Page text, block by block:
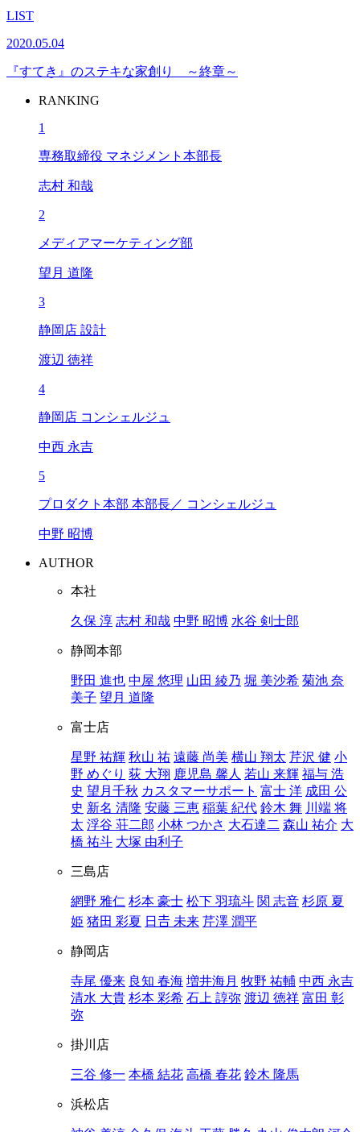
LIST
2020.05.04
『すてき』のステキな家創り ～終章～
RANKING
1
専務取締役 マネジメント本部長
志村 和哉
2
メディアマーケティング部
望月 道隆
3
静岡店 設計
渡辺 徳祥
4
静岡店 コンシェルジュ
中西 永吉
5
プロダクト本部 本部長／ コンシェルジュ
中野 昭博
AUTHOR
本社
久保 淳 志村 和哉 中野 昭博 水谷 剣士郎
静岡本部
野田 進也 中屋 悠理 山田 綾乃 堀 美沙希 菊池 奈
美子 望月 道隆
富士店
星野 祐輝 秋山 祐 遠藤 尚美 横山 翔太 芹沢 健 小
野 めぐり 荻 大翔 鹿児島 馨人 若山 来輝 福与 浩
史 望月千秋 カスタマーサポート 富士 洋 成田 公
史 新名 清隆 安藤 三恵 稲葉 紀代 鈴木 舞 川端 将
太 浮谷 荘二郎 小林 つかさ 大石達二 森山 祐介 大
橋 祐斗 大塚 由利子
三島店
網野 雅仁 杉本 豪士 松下 羽琉斗 関 志音 杉原 夏
姫 猪田 彩夏 日𠮷 未来 芹澤 潤平
静岡店
寺尾 優来 良知 春海 増井海月 牧野 祐輔 中西 永吉
清水 大貴 杉本 彩希 石上 諄弥 渡辺 徳祥 富田 彰
弥
掛川店
三谷 修一 本橋 結花 高橋 春花 鈴木 隆馬
浜松店